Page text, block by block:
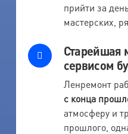
прийти за
мастерских,
Старейшая
сервисом
Ленремонт
с конца
атмосферу и
прошлого,